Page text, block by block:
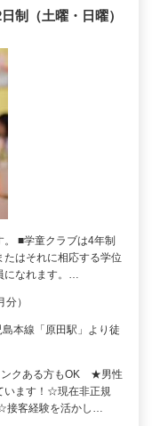
制（土曜・日曜）
■学童クラブは4年制
はそれに相応する学位
になれます。…
）
本線「原田駅」より徒
ンクある方もOK ★男性
います！☆現在非正規
接客経験を活かし…